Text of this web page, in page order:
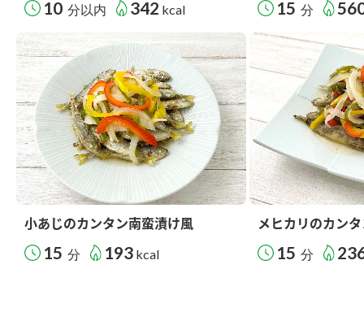
10 分以内 342 kcal 15 分
小あじのカンタン南蛮漬け風
15 分 193 kcal
メヒカリのカン
15 分